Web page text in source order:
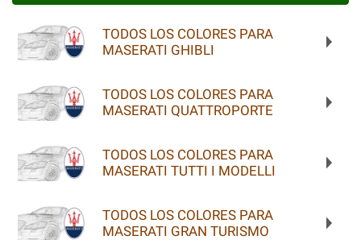
TODOS LOS COLORES PARA
MASERATI GHIBLI
TODOS LOS COLORES PARA
MASERATI QUATTROPORTE
TODOS LOS COLORES PARA
MASERATI TUTTI I MODELLI
TODOS LOS COLORES PARA
MASERATI GRAN TURISMO